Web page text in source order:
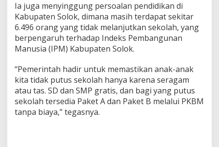
Ia juga menyinggung persoalan pendidikan di
Kabupaten Solok, dimana masih terdapat sekitar
6.496 orang yang tidak melanjutkan sekolah, yang
berpengaruh terhadap Indeks Pembangunan
Manusia (IPM) Kabupaten Solok.
“Pemerintah hadir untuk memastikan anak-anak
kita tidak putus sekolah hanya karena seragam
atau tas. SD dan SMP gratis, dan bagi yang putus
sekolah tersedia Paket A dan Paket B melalui PKBM
tanpa biaya,” tegasnya.